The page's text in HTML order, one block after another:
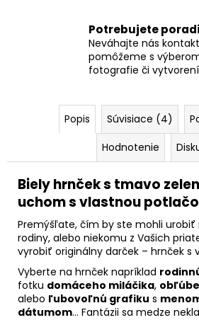
Potrebujete
Neváhajte nás
pomôžeme s
fotografie či
Popis Súvisiace (4)
Hodnotenie
Biely hrnček s tmavo
uchom s vlastnou
Premýšľate, čím by ste mohli urobiť
rodiny, alebo niekomu z Vašich
vyrobiť originálny darček – hrnček s
Vyberte na hrnček napríklad
fotku domáceho miláčika,
alebo ľubovoľnú grafiku s
dátumom… Fantázii sa medze